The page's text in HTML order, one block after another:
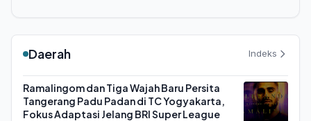
Daerah Indeks
Ramalingom dan Tiga Wajah Baru Persita
Tangerang Padu Padan di TC Yogyakarta,
Fokus Adaptasi Jelang BRI Super League